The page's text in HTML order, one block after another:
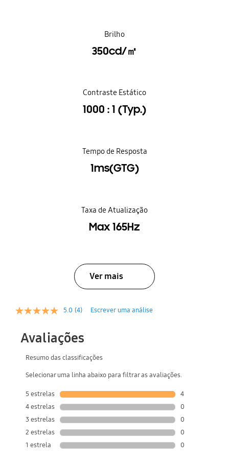
Brilho
350cd/㎡
Contraste Estático
1000 : 1 (Typ.)
Tempo de Resposta
1ms(GTG)
Taxa de Atualização
Max 165Hz
Ver mais
5.0 (4) Escrever uma análise